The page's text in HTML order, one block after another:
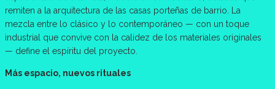
remiten a la arquitectura de las casas porteñas de barrio. La
mezcla entre lo clásico y lo contemporáneo — con un toque
industrial que convive con la calidez de los materiales originales
— define el espíritu del proyecto.
Más espacio, nuevos rituales